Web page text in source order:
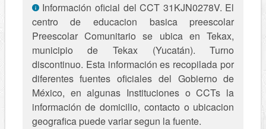
Información oficial del CCT 31KJN0278V. El
centro de educacion basica preescolar
Preescolar Comunitario se ubica en Tekax,
municipio de Tekax (Yucatán). Turno
discontinuo. Esta información es recopilada por
diferentes fuentes oficiales del Gobierno de
México, en algunas Instituciones o CCTs la
información de domicilio, contacto o ubicacion
geografica puede variar segun la fuente.